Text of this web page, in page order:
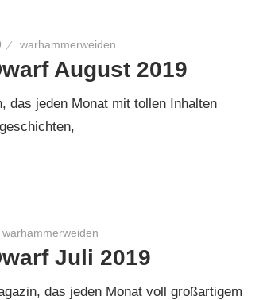
warhammerweiden
August 2019
das jeden Monat mit tollen Inhalten
warhammerweiden
Juli 2019
das jeden Monat voll großartigem